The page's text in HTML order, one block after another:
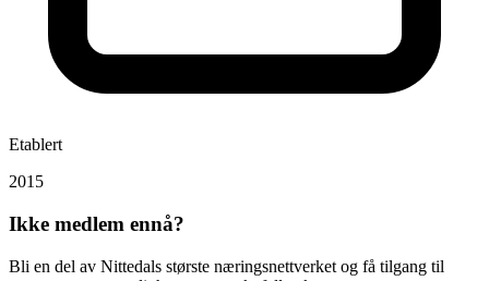
Etablert
2015
Ikke medlem ennå?
Bli en del av Nittedals største næringsnettverket og få tilgang til